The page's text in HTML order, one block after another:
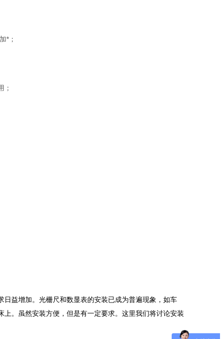
*；
；
益增加。光栅尺和数显表的安装已成为普遍现象，如车
。虽然安装方便，但是有一定要求。这里我们将讨论安装